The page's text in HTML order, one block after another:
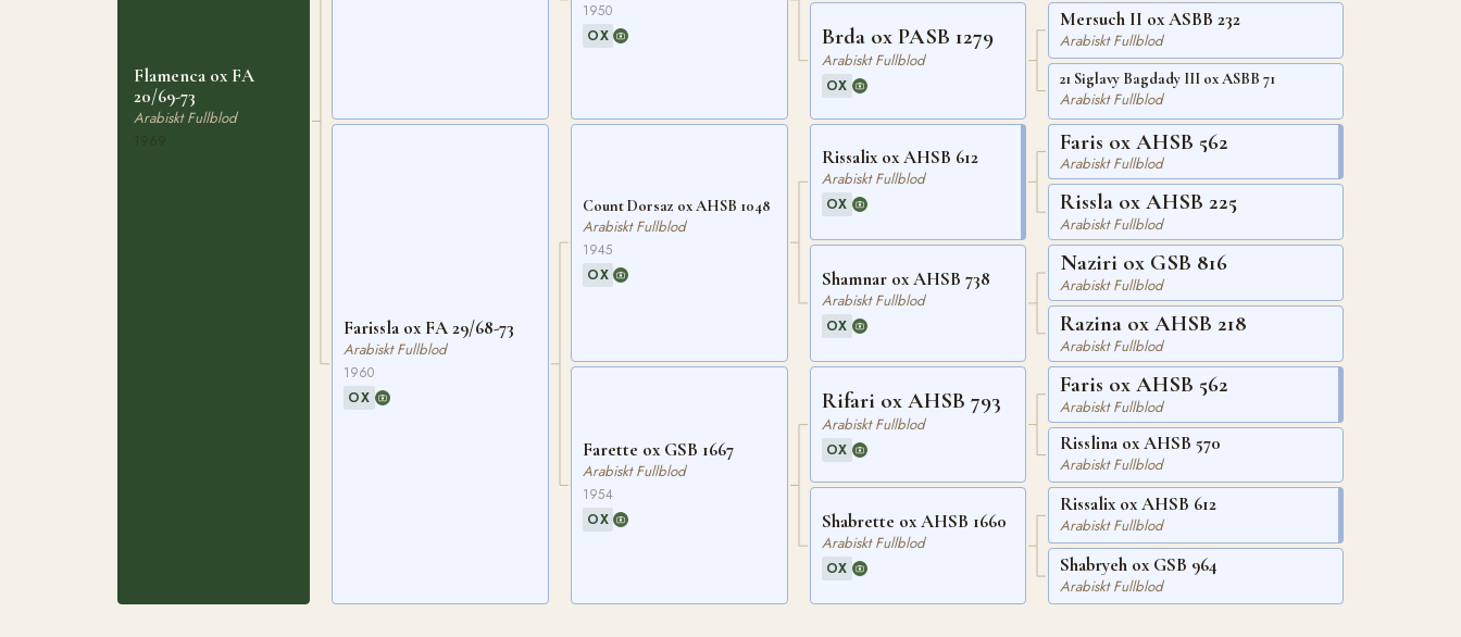
Flamenca ox FA
20/69-73
Arabiskt Fullblod
Farissla ox FA 29/68-73
Arabiskt Fullblod
1960
OX
1950
OX
Count Dorsaz ox AHSB 1048
Arabiskt Fullblod
1945
OX
Farette ox GSB 1667
Arabiskt Fullblod
1954
OX
Brda ox PASB 1279
Arabiskt Fullblod
OX
Rissalix ox AHSB 612
Arabiskt Fullblod
OX
Shamnar ox AHSB 738
Arabiskt Fullblod
OX
Rifari ox AHSB 793
Arabiskt Fullblod
OX
Shabrette ox AHSB 1660
Arabiskt Fullblod
OX
Mersuch II ox ASBB 232
Arabiskt Fullblod
21 Siglavy Bagdady III ox ASBB 71
Arabiskt Fullblod
Faris ox AHSB 562
Arabiskt Fullblod
Rissla ox AHSB 225
Arabiskt Fullblod
Naziri ox GSB 816
Arabiskt Fullblod
Razina ox AHSB 218
Arabiskt Fullblod
Faris ox AHSB 562
Arabiskt Fullblod
Risslina ox AHSB 570
Arabiskt Fullblod
Rissalix ox AHSB 612
Arabiskt Fullblod
Shabryeh ox GSB 964
Arabiskt Fullblod